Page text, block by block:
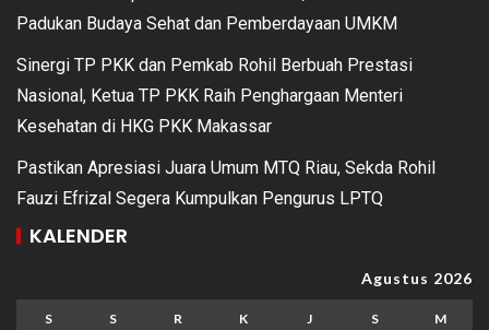
Padukan Budaya Sehat dan Pemberdayaan UMKM
Sinergi TP PKK dan Pemkab Rohil Berbuah Prestasi
Nasional, Ketua TP PKK Raih Penghargaan Menteri
Kesehatan di HKG PKK Makassar
Pastikan Apresiasi Juara Umum MTQ Riau, Sekda Rohil
Fauzi Efrizal Segera Kumpulkan Pengurus LPTQ
KALENDER
Agustus 2026
S S R K J S M